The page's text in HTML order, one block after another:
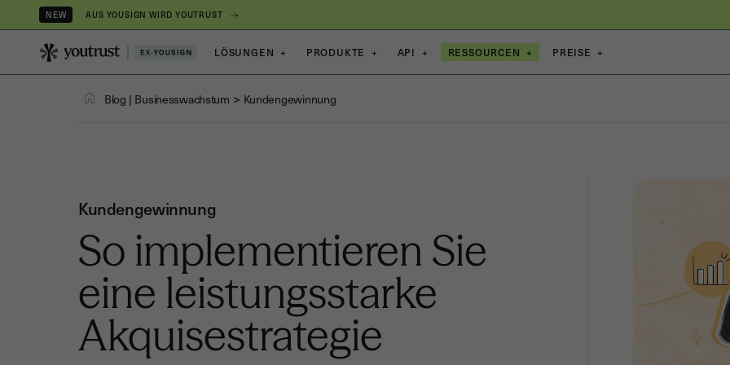
NEW AUS YOUSIGN WIRD YOUTRUST
LÖSUNGEN + PRODUKTE + API + RESSOURCEN + PREISE +
Blog | Businesswachstum > Kundengewinnung
Kundengewinnung
So implementieren Sie
eine leistungsstarke
Akquisestrategie